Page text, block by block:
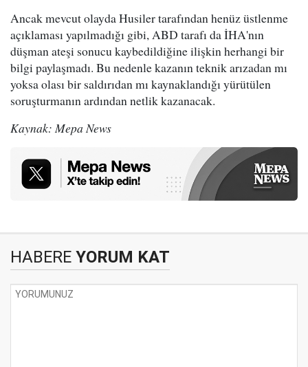
Ancak mevcut olayda Husiler tarafından henüz üstlenme
açıklaması yapılmadığı gibi, ABD tarafı da İHA'nın
düşman ateşi sonucu kaybedildiğine ilişkin herhangi bir
bilgi paylaşmadı. Bu nedenle kazanın teknik arızadan mı
yoksa olası bir saldırıdan mı kaynaklandığı yürütülen
soruşturmanın ardından netlik kazanacak.
Kaynak: Mepa News
HABERE YORUM KAT